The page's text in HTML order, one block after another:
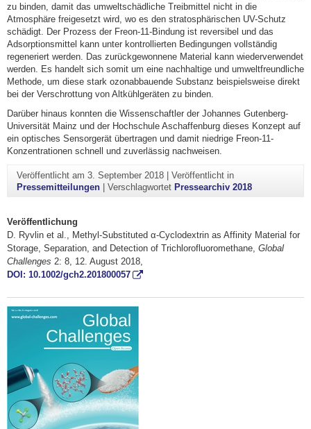
zu binden, damit das umweltschädliche Treibmittel nicht in die
Atmosphäre freigesetzt wird, wo es den stratosphärischen UV-Schutz
schädigt. Der Prozess der Freon-11-Bindung ist reversibel und das
Adsorptionsmittel kann unter kontrollierten Bedingungen vollständig
regeneriert werden. Das zurückgewonnene Material kann wiederverwendet
werden. Es handelt sich somit um eine nachhaltige und umweltfreundliche
Methode, um diese stark ozonabbauende Substanz beispielsweise direkt
bei der Verschrottung von Altkühlgeräten zu binden.
Darüber hinaus konnten die Wissenschaftler der Johannes Gutenberg-
Universität Mainz und der Hochschule Aschaffenburg dieses Konzept auf
ein optisches Sensorgerät übertragen und damit niedrige Freon-11-
Konzentrationen schnell und zuverlässig nachweisen.
Veröffentlicht am 3. September 2018| Veröffentlicht in
Pressemitteilungen| Verschlagwortet Pressearchiv 2018
Veröffentlichung
D. Ryvlin et al., Methyl‐Substituted α‐Cyclodextrin as Affinity Material for
Storage, Separation, and Detection of Trichlorofluoromethane, Global
Challenges 2: 8, 12. August 2018,
DOI: 10.1002/gch2.201800057